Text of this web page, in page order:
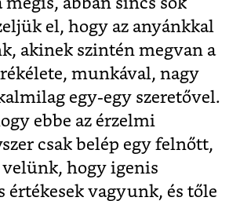
abban sincs sok
el, hogy az anyánkkal
akinek szintén megvan a
munkával, nagy
egy-egy szeretővel.
ebbe az érzelmi
csak belép egy felnőtt,
velünk, hogy igenis
értékesek vagyunk, és tőle